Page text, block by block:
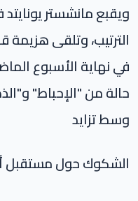
ويقبع مانشستر
في نهاية الأسبوع
حالة من "الإحباط"
وسط تزايد
الشكوك حول مستقبل